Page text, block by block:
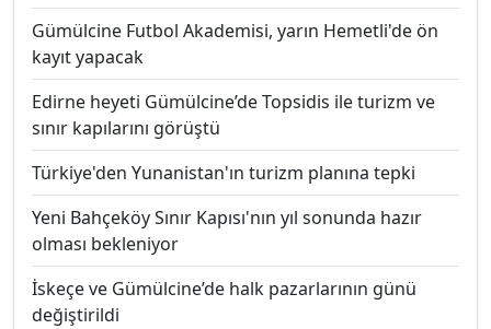
Gümülcine Futbol Akademisi, yarın Hemetli'de ön
kayıt yapacak
Edirne heyeti Gümülcine’de Topsidis ile turizm ve
sınır kapılarını görüştü
Türkiye'den Yunanistan'ın turizm planına tepki
Yeni Bahçeköy Sınır Kapısı'nın yıl sonunda hazır
olması bekleniyor
İskeçe ve Gümülcine’de halk pazarlarının günü
değiştirildi